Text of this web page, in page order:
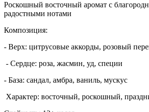
Роскошный восточный аромат с
радостными нотами
Композиция:
- Верх: цитрусовые аккорды, розовый
- Сердце: роза, жасмин, уд, специи
- База: сандал, амбра, ваниль, мускус
Характер: восточный, роскошный,